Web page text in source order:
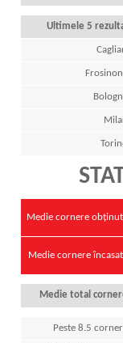
Ultimele 5
Medie cornere
Medie cornere
Medie total
Peste 8.5